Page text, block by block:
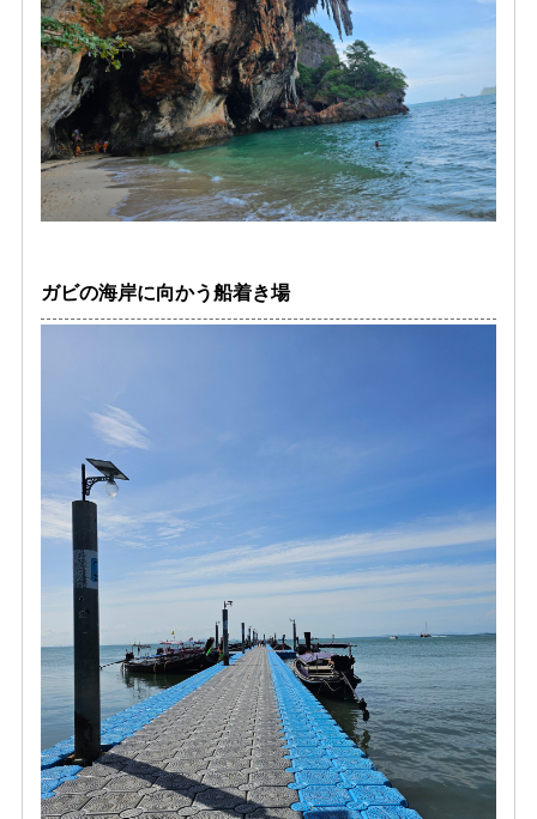
ガビの海岸に向かう船着き場